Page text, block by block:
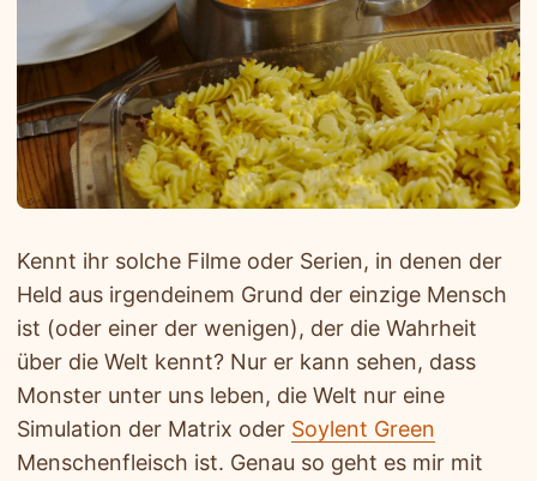
Kennt ihr solche Filme oder Serien, in denen der
Held aus irgendeinem Grund der einzige Mensch
ist (oder einer der wenigen), der die Wahrheit
über die Welt kennt? Nur er kann sehen, dass
Monster unter uns leben, die Welt nur eine
Simulation der Matrix oder Soylent Green
Menschenfleisch ist. Genau so geht es mir mit